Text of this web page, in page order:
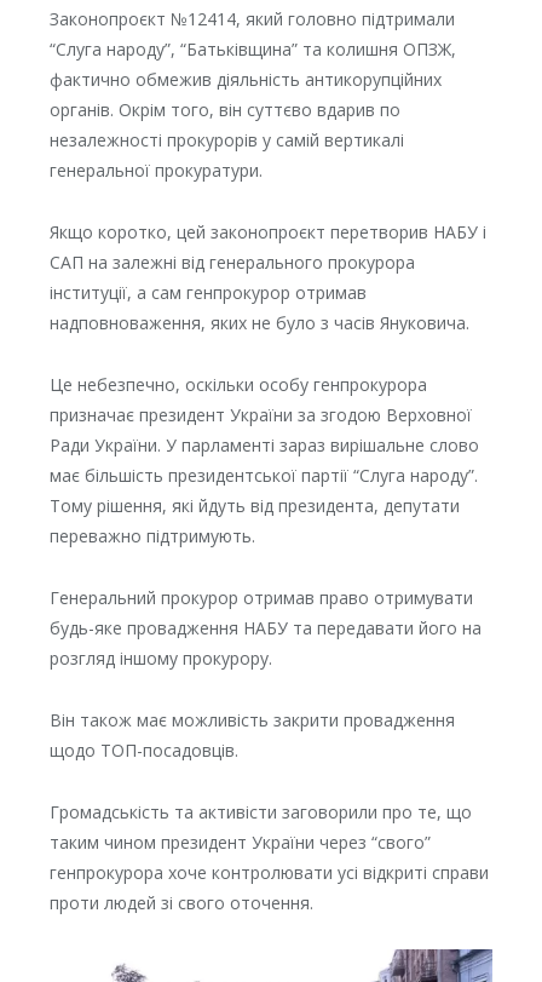
Законопроєкт №12414, який головно підтримали
“Слуга народу”, “Батьківщина” та колишня ОПЗЖ,
фактично обмежив діяльність антикорупційних
органів. Окрім того, він суттєво вдарив по
незалежності прокурорів у самій вертикалі
генеральної прокуратури.
Якщо коротко, цей законопроєкт перетворив НАБУ і
САП на залежні від генерального прокурора
інституції, а сам генпрокурор отримав
надповноваження, яких не було з часів Януковича.
Це небезпечно, оскільки особу генпрокурора
призначає президент України за згодою Верховної
Ради України. У парламенті зараз вирішальне слово
має більшість президентської партії “Слуга народу”.
Тому рішення, які йдуть від президента, депутати
переважно підтримують.
Генеральний прокурор отримав право отримувати
будь-яке провадження НАБУ та передавати його на
розгляд іншому прокурору.
Він також має можливість закрити провадження
щодо ТОП-посадовців.
Громадськість та активісти заговорили про те, що
таким чином президент України через “свого”
генпрокурора хоче контролювати усі відкриті справи
проти людей зі свого оточення.